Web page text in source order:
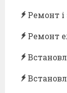
Ремонт і
Ремонт